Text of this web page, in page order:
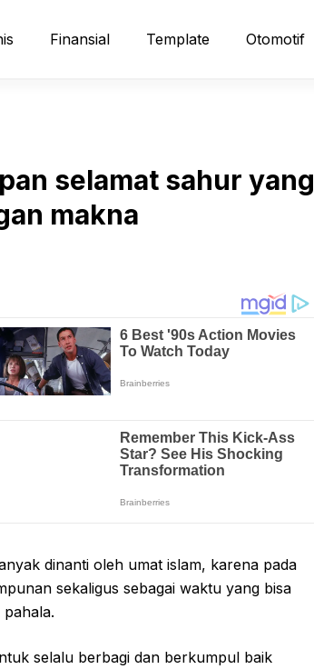
Finansial Template Otomotif
selamat sahur yang
makna
dinanti oleh umat islam, karena pada
sekaligus sebagai waktu yang bisa
selalu berbagi dan berkumpul baik